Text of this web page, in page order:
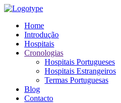
Home
Introdução
Hospitais
Cronologias
Hospitais Portugueses
Hospitais Estrangeiros
Termas Portuguesas
Blog
Contacto